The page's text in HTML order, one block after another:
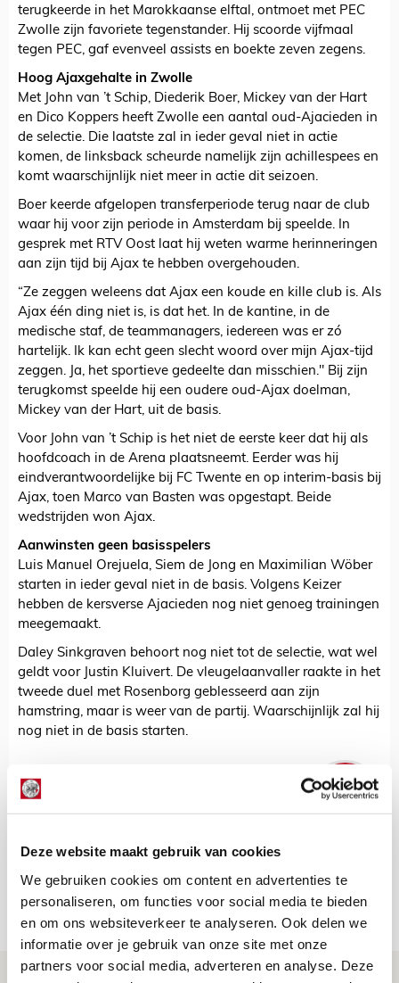
Deze website maakt gebruik van cookies
We gebruiken cookies om content en advertenties te
personaliseren, om functies voor social media te bieden
en om ons websiteverkeer te analyseren. Ook delen we
informatie over je gebruik van onze site met onze
partners voor social media, adverteren en analyse. Deze
terugkeerde in het Marokkaanse elftal, ontmoet met PEC
Zwolle zijn favoriete tegenstander. Hij scoorde vijfmaal
tegen PEC, gaf evenveel assists en boekte zeven zegens.
Hoog Ajaxgehalte in Zwolle
Met John van ’t Schip, Diederik Boer, Mickey van der Hart
en Dico Koppers heeft Zwolle een aantal oud-Ajacieden in
de selectie. Die laatste zal in ieder geval niet in actie
komen, de linksback scheurde namelijk zijn achillespees en
komt waarschijnlijk niet meer in actie dit seizoen.
Boer keerde afgelopen transferperiode terug naar de club
waar hij voor zijn periode in Amsterdam bij speelde. In
gesprek met RTV Oost laat hij weten warme herinneringen
aan zijn tijd bij Ajax te hebben overgehouden.
“Ze zeggen weleens dat Ajax een koude en kille club is. Als
Ajax één ding niet is, is dat het. In de kantine, in de
medische staf, de teammanagers, iedereen was er zó
hartelijk. Ik kan echt geen slecht woord over mijn Ajax-tijd
zeggen. Ja, het sportieve gedeelte dan misschien." Bij zijn
terugkomst speelde hij een oudere oud-Ajax doelman,
Mickey van der Hart, uit de basis.
Voor John van ’t Schip is het niet de eerste keer dat hij als
hoofdcoach in de Arena plaatsneemt. Eerder was hij
eindverantwoordelijke bij FC Twente en op interim-basis bij
Ajax, toen Marco van Basten was opgestapt. Beide
wedstrijden won Ajax.
Aanwinsten geen basisspelers
Luis Manuel Orejuela, Siem de Jong en Maximilian Wöber
starten in ieder geval niet in de basis. Volgens Keizer
hebben de kersverse Ajacieden nog niet genoeg trainingen
meegemaakt.
Daley Sinkgraven behoort nog niet tot de selectie, wat wel
geldt voor Justin Kluivert. De vleugelaanvaller raakte in het
tweede duel met Rosenborg geblesseerd aan zijn
hamstring, maar is weer van de partij. Waarschijnlijk zal hij
nog niet in de basis starten.
Net binnen //